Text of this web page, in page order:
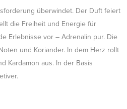
überwindet. Der Duft feiert
die Freiheit und Energie für
Erlebnisse vor – Adrenalin pur. Die
und Koriander. In dem Herz rollt
Kardamon aus. In der Basis